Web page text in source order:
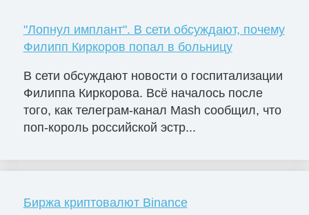
"Лопнул имплант". В сети обсуждают, почему
Филипп Киркоров попал в больницу
В сети обсуждают новости о госпитализации
Филиппа Киркорова. Всё началось после
того, как телеграм-канал Mash сообщил, что
поп-король российской эстр...
Биржа криптовалют Binance